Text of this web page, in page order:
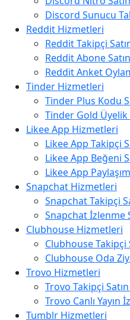
Discord Sunucu
Reddit Hizmetleri
Reddit Takipçi
Reddit Abone
Reddit Anket
Tinder Hizmetleri
Tinder Plus Kodu
Tinder Gold Üyelik
Likee App Hizmetleri
Likee App Takipçi
Likee App Beğeni
Likee App
Snapchat Hizmetleri
Snapchat Takipçi
Snapchat İzlenme
Clubhouse Hizmetleri
Clubhouse Takipçi
Clubhouse Oda
Trovo Hizmetleri
Trovo Takipçi
Trovo Canlı Yayın
Tumblr Hizmetleri